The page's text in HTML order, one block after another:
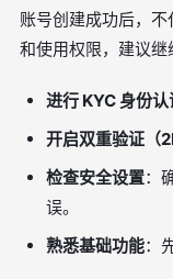
账号创建成功后，
和使用权限，建议继
进行 KYC 身份认
开启双重验证（
检查安全设置：
误。
熟悉基础功能：